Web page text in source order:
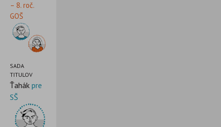
– 8. roč.
GOŠ
SADA
TITULOV
Ťahák pre
SŠ